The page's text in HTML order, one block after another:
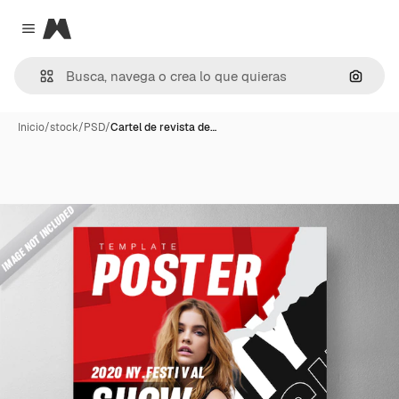
Close menu
Magnific
Inicio/stock/PSD/Cartel de revista de…